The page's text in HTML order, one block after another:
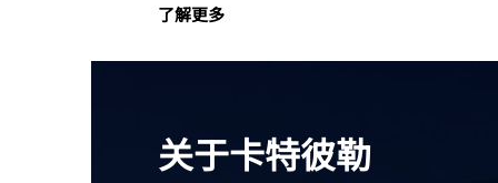
了解更多
关于卡特彼勒